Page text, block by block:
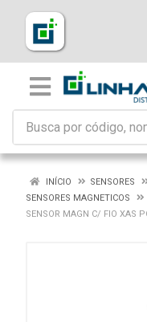
INÍCIO
SENSORES
SENSORES MAGNETICOS
SENSOR MAGN C/ FIO XAS